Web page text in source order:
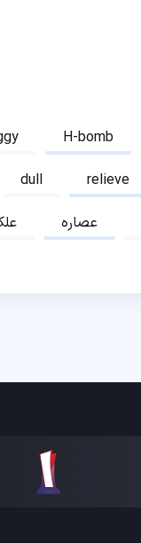
H-bomb
dull relieve
عصاره